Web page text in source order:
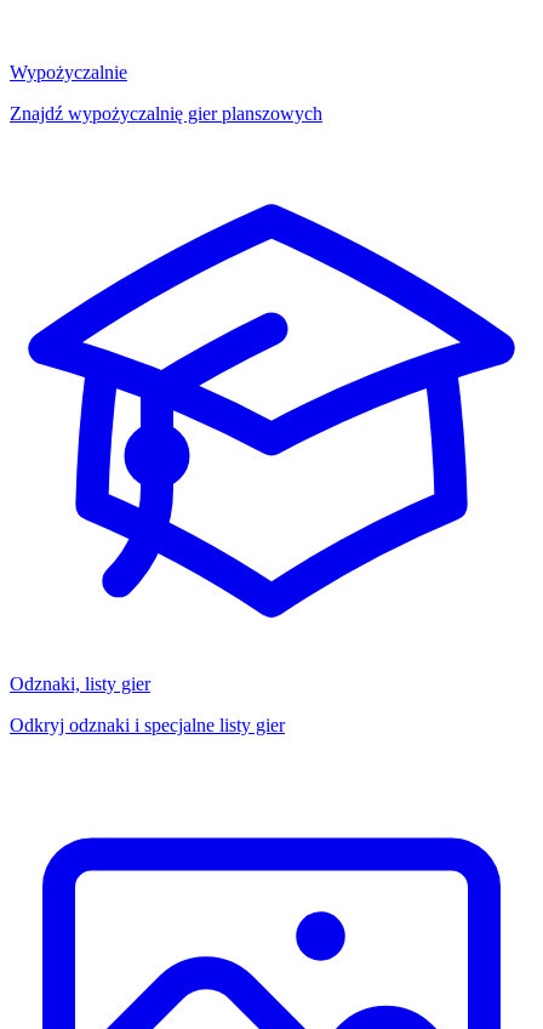
Wypożyczalnie
Znajdź wypożyczalnię gier planszowych
Odznaki, listy gier
Odkryj odznaki i specjalne listy gier